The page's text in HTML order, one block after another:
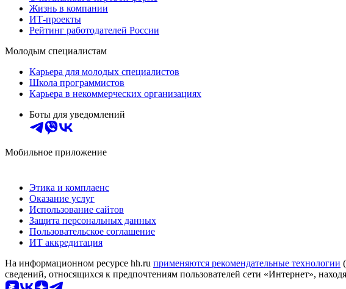
Жизнь в компании
ИТ-проекты
Рейтинг работодателей России
Молодым специалистам
Карьера для молодых специалистов
Школа программистов
Карьера в некоммерческих организациях
Боты для уведомлений
Мобильное приложение
Этика и комплаенс
Оказание услуг
Использование сайтов
Защита персональных данных
Пользовательское соглашение
ИТ аккредитация
На информационном ресурсе hh.ru применяются рекомендательные технологии
сведений, относящихся к предпочтениям пользователей сети «Интернет»,